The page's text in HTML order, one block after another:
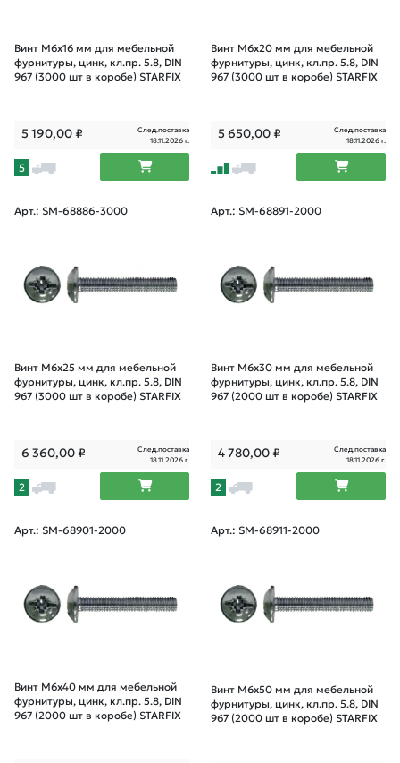
Винт М6х16 мм для мебельной
фурнитуры, цинк, кл.пр. 5.8, DIN
967 (3000 шт в коробе) STARFIX
5 190,00₽
След.поставка
18.11.2026 г.
5
Винт М6х20 мм для мебельной
фурнитуры, цинк, кл.пр. 5.8, DIN
967 (3000 шт в коробе) STARFIX
5 650,00₽
След.поставка
18.11.2026 г.
Арт.: SM-68886-3000
Винт М6х25 мм для мебельной
фурнитуры, цинк, кл.пр. 5.8, DIN
967 (3000 шт в коробе) STARFIX
6 360,00₽
След.поставка
18.11.2026 г.
2
Арт.: SM-68891-2000
Винт М6х30 мм для мебельной
фурнитуры, цинк, кл.пр. 5.8, DIN
967 (2000 шт в коробе) STARFIX
4 780,00₽
След.поставка
18.11.2026 г.
2
Арт.: SM-68901-2000
Винт М6х40 мм для мебельной
фурнитуры, цинк, кл.пр. 5.8, DIN
967 (2000 шт в коробе) STARFIX
Арт.: SM-68911-2000
Винт М6х50 мм для мебельной
фурнитуры, цинк, кл.пр. 5.8, DIN
967 (2000 шт в коробе) STARFIX